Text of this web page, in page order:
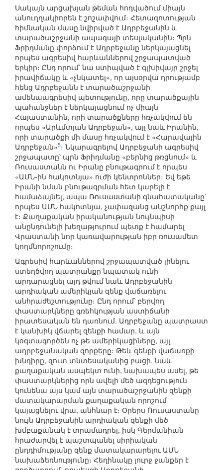
Սակայն արցախյան թեման հոդվածում միայն
անուղղակիորեն է շոշափվում։ Հետազոտության
հիմնական մասը նվիրված է Ադրբեջանին և
տարածաշրջանի ապագայի տեսլականին։ Պրն
Ֆրիդմանը փորձում է Ադրբեջանը ներկայացնել
որպես ագրեսիվ հարևաններով շրջապատված
երկիր։ Ընդ որում՝ նա ստիպված է գլխիվայր շրջել
իրավիճակը և «չնկատել», որ այսօրվա դրությամբ
հենց Ադրբեջանն է տարածաշրջանի
ամենաագրեսիվ պետությունը, որը տարածքային
պահանջներ է ներկայացնում ոչ միայն
Հայաստանին, որի տարածքները հռչակվում են
որպես «Արևմտյան Ադրբեջան», այլ նաև Իրանին,
որի տարածքի մի մասը հռչակվում է «Հարավային
Ադրբեջան»5։ Նկարագրելով Ադրբեջանի ագրեսիվ
շրջապատը՝ պրն Ֆրիդմանը «բերնից թռցնում» և
Ռուսաստանն ու Իրանը բնութագրում է որպես
«ԱՄՆ-ին հակոտնյա» ուժի կենտրոններ։ Եվ եթե
Իրանի նման բնութագրման հետ կարելի է
համաձայնել, ապա Ռուսաստանի գնահատականը՝
որպես ԱՄՆ հակոտնյա, չափազանց անշնորհք քայլ
է։ Քաղաքական իրականության նույնպիսի
անընդունելի խեղաթյուրում պետք է համարել
Վրաստանի նոր կառավարության իբր ռուսամետ
կողմնորոշումը։
Ագրեսիվ հարևաններով շրջապատված լինելու
ստեղծվող պատրանքը նպատակ ունի
արդարացնել այդ թվում նաև Ադրբեջանին
արդիական ամերիկյան զենք վաճառելու
անհրաժեշտությունը։ Ընդ որում՝ բերվող
փաստարկները գռեհկության աստիճանի
իրատեսական են դառնում. Ադրբեջանը պատրաստ
է կանխիկ վճարել զենքի համար, և այն
կօգտագործեն ոչ թե ամերիկացիները, այլ
ադրբեջանական զորքերը։ Թեև զենքի վաճառքի
խնդիրը, զուտ տնտեսականից բացի, նաև
քաղաքական ասպեկտ ունի, նախապես ասել, թե
փաստարկներից որն ավելի մեծ ազդեցություն
կունենա այս կամ այն տարածաշրջանին զենքի
մատակարարման քաղաքական որոշում
կայացնելու վրա, անհնար է։ Օրերս Ռուսաստանը
նույն Ադրբեջանին արդիական զենքի մեծ
խմբաքանակ է տրամադրել, իսկ Գերմանիան
հրաժարվել է պաշտպանել սիրիական
ընդդիմությանը զենք մատակարարելու ԱՄՆ
նախաձեռնությունը։ Հեղինակը լուրջ ջանքեր է